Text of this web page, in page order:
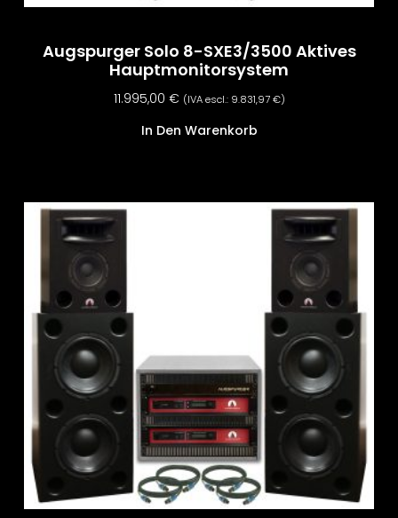
Augspurger Solo 8-SXE3/3500 Aktives
Hauptmonitorsystem
11.995,00 € (IVA escl.: 9.831,97€)
In Den Warenkorb